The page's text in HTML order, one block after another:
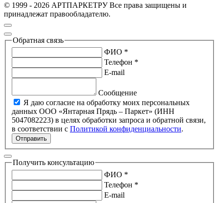
© 1999 - 2026 АРТПАРКЕТРУ Все права защищены и
принадлежат правообладателю.
Обратная связь
ФИО *
Телефон *
E-mail
Сообщение
Я даю согласие на обработку моих персональных
данных ООО «Янтарная Прядь – Паркет» (ИНН
5047082223) в целях обработки запроса и обратной связи,
в соответствии с Политикой конфиденциальности.
Отправить
Получить консультацию
ФИО *
Телефон *
E-mail